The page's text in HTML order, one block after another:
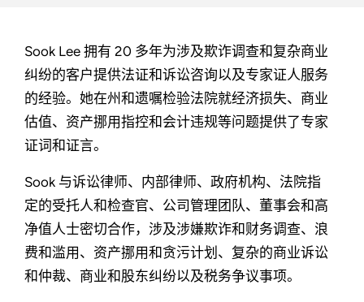
Sook Lee 拥有 20 多年为涉及欺诈调查和复杂商业
纠纷的客户提供法证和诉讼咨询以及专家证人服务
的经验。她在州和遗嘱检验法院就经济损失、商业
估值、资产挪用指控和会计违规等问题提供了专家
证词和证言。
Sook 与诉讼律师、内部律师、政府机构、法院指
定的受托人和检查官、公司管理团队、董事会和高
净值人士密切合作，涉及涉嫌欺诈和财务调查、浪
费和滥用、资产挪用和贪污计划、复杂的商业诉讼
和仲裁、商业和股东纠纷以及税务争议事项。